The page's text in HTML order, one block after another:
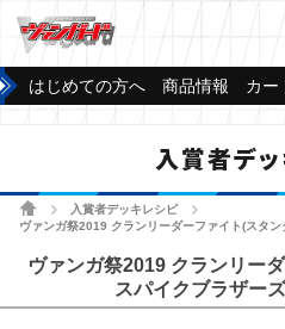
はじめての方へ 商品情報 カー
入賞者デ
ホーム 入賞者デッキレシピ
ヴァンガ祭2019 クランリーダーファイト(スタ
ヴァンガ祭2019 クランリー
スパイクブラザー